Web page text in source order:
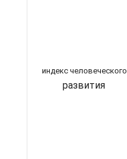
индекс человеческого
развития